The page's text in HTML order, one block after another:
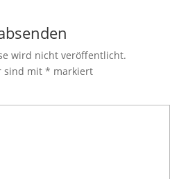
wird nicht veröffentlicht.
sind mit * markiert